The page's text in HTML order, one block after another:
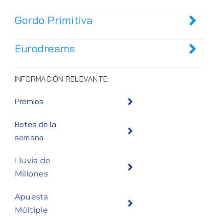
Gordo Primitiva
Eurodreams
INFORMACIÓN RELEVANTE:
Premios
Botes de la
semana
Lluvia de
Millones
Apuesta
Múltiple